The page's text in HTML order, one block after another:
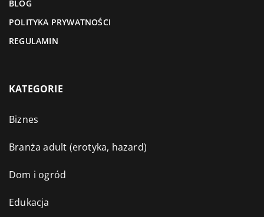
BLOG
POLITYKA PRYWATNOŚCI
REGULAMIN
KATEGORIE
Biznes
Branża adult (erotyka, hazard)
Dom i ogród
Edukacja